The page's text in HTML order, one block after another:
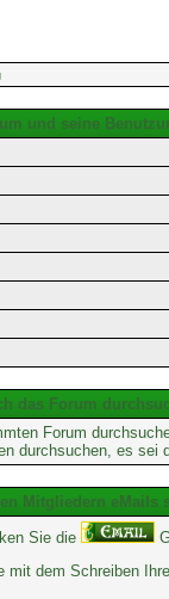
und seine
das Forum
Forum
es sei
Mitgliedern eMails
Sie die
dem Schreiben